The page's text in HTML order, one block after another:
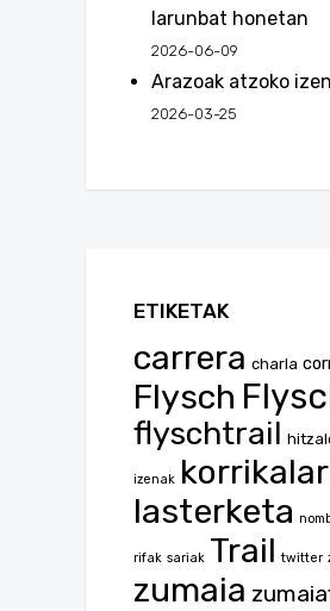
larunbat honetan
2026-06-09
Arazoak atzoko
2026-03-25
ETIKETAK
carrera charla
Flysch
flyschtrail
izenak
lasterketa
rifak sariak Trail twitter
zumaia